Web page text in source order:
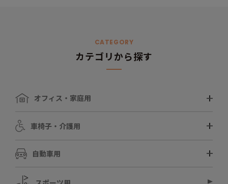
CATEGORY
カテゴリから探す
オフィス・家庭用
車椅子・介護用
自動車用